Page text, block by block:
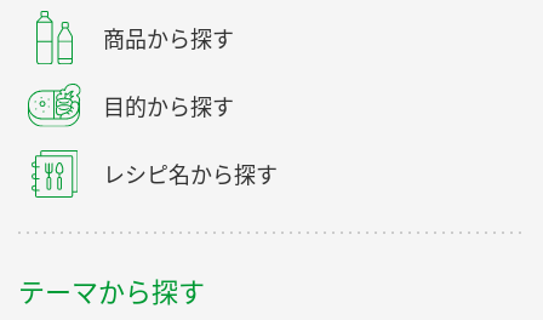
商品から探す
目的から探す
レシピ名から探す
テーマから探す